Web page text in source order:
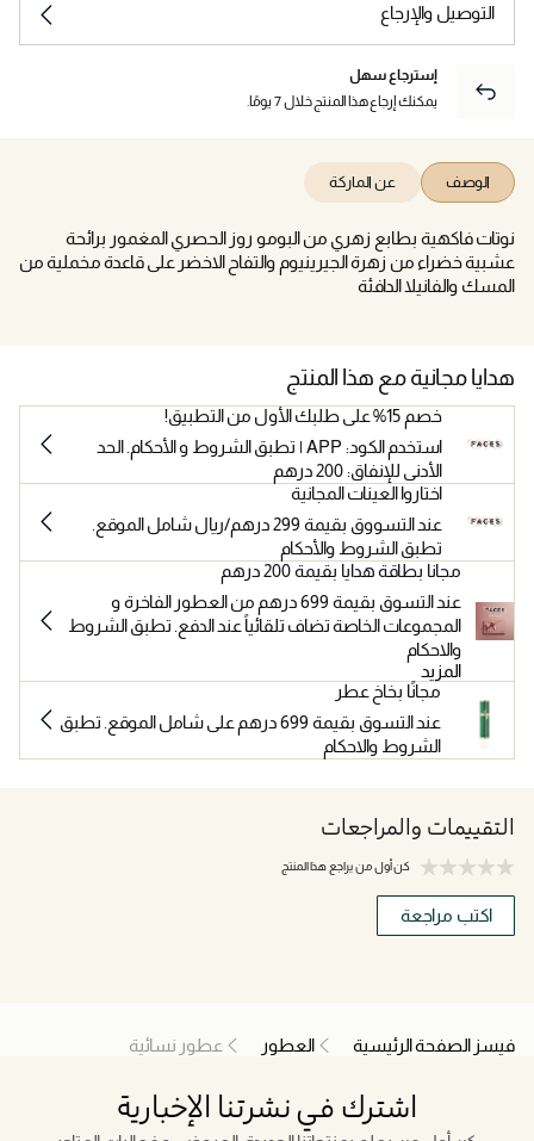
التوصيل والإرجاع
إسترجاع سهل
يمكنك إرجاع هذا المنتج خلال 7 يومًا.
الوصف عن الماركة
نوتات فاكهية بطابع زهري من البومو روز الحصري المغمور برائحة
عشبية خضراء من زهرة الجيرينيوم والتفاح الاخضر على قاعدة مخملية من
المسك والفانيلا الدافئة
هدايا مجانية مع هذا المنتج
خصم 15% على طلبك الأول من التطبيق!
استخدم الكود: APP | تطبق الشروط و الأحكام. الحد
الأدنى للإنفاق: 200 درهم
اختاروا العينات المجانية
عند التسووق بقيمة 299 درهم/ريال شامل الموقع.
تطبق الشروط والأحكام
مجانا بطاقة هدايا بقيمة 200 درهم
عند التسوق بقيمة 699 درهم من العطور الفاخرة و
المجموعات الخاصة تضاف تلقائياً عند الدفع. تطبق الشروط
والاحكام
المزيد
مجانًا بخاخ عطر
عند التسوق بقيمة 699 درهم على شامل الموقع. تطبق
الشروط والاحكام
التقييمات والمراجعات
كن أول من يراجع هذا المنتج
اكتب مراجعة
فيسز الصفحة الرئيسية العطور عطور نسائية
اشترك في نشرتنا الإخبارية